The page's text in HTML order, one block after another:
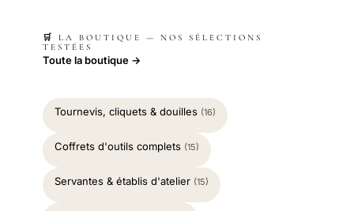
🛒 LA BOUTIQUE — NOS SÉLECTIONS
TESTÉES
Toute la boutique →
Tournevis, cliquets & douilles (16)
Coffrets d'outils complets (15)
Servantes & établis d'atelier (15)